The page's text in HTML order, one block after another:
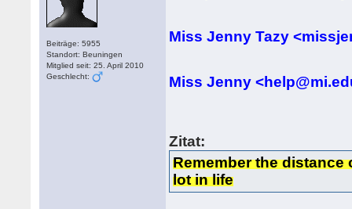
Beiträge: 5955
Standort: Beuningen
Mitglied seit: 25. April 2010
Geschlecht:
Miss Jenny Tazy
Miss Jenny
Zitat:
Remember the
lot in life